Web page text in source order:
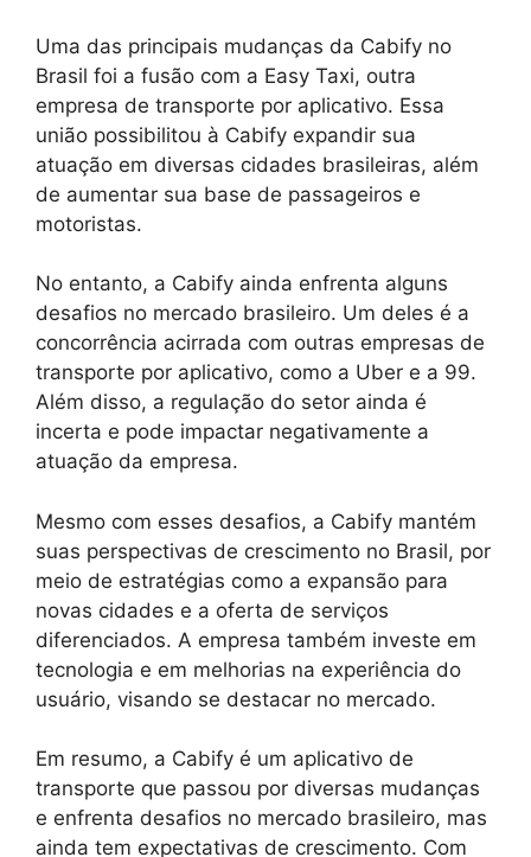
Uma das principais mudanças da Cabify no
Brasil foi a fusão com a Easy Taxi, outra
empresa de transporte por aplicativo. Essa
união possibilitou à Cabify expandir sua
atuação em diversas cidades brasileiras, além
de aumentar sua base de passageiros e
motoristas.
No entanto, a Cabify ainda enfrenta alguns
desafios no mercado brasileiro. Um deles é a
concorrência acirrada com outras empresas de
transporte por aplicativo, como a Uber e a 99.
Além disso, a regulação do setor ainda é
incerta e pode impactar negativamente a
atuação da empresa.
Mesmo com esses desafios, a Cabify mantém
suas perspectivas de crescimento no Brasil, por
meio de estratégias como a expansão para
novas cidades e a oferta de serviços
diferenciados. A empresa também investe em
tecnologia e em melhorias na experiência do
usuário, visando se destacar no mercado.
Em resumo, a Cabify é um aplicativo de
transporte que passou por diversas mudanças
e enfrenta desafios no mercado brasileiro, mas
ainda tem expectativas de crescimento. Com